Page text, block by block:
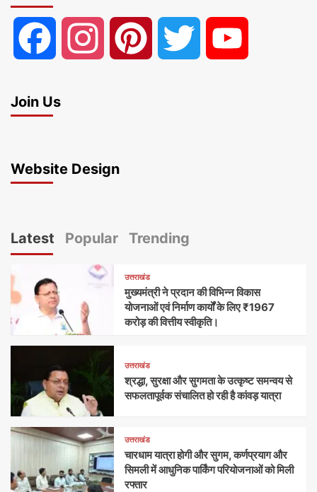
Facebook Instagram Pinterest Twitter
Join Us
Website Design
Latest Popular Trending
उत्तराखंड
मुख्यमंत्री ने प्रदान की विभिन्न विकास
योजनाओं एवं निर्माण कार्यों के लिए ₹1967
करोड़ की वित्तीय स्वीकृति।
उत्तराखंड
श्रद्धा, सुरक्षा और सुगमता के उत्कृष्ट समन्वय से
सफलतापूर्वक संचालित हो रही है कांवड़ यात्रा
उत्तराखंड
चारधाम यात्रा होगी और सुगम, कर्णप्रयाग और
सिमली में आधुनिक पार्किंग परियोजनाओं को मिली
रफ्तार